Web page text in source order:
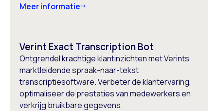
Meer informatie
Verint Exact Transcription Bot
Ontgrendel krachtige klantinzichten met Verints
marktleidende spraak-naar-tekst
transcriptiesoftware. Verbeter de klantervaring,
optimaliseer de prestaties van medewerkers en
verkrijg bruikbare gegevens.